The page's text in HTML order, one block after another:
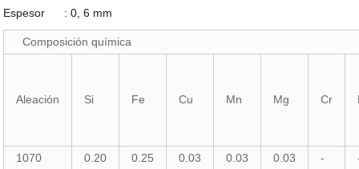
Espesor : 0, 6 mm
Composición química
Aleación Si Fe Cu Mn Mg Cr
1070 0.20 0.25 0.03 0.03 0.03 -